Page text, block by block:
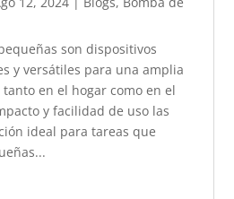
son dispositivos
y versátiles para una amplia
en el hogar como en el
y facilidad de uso las
ideal para tareas que